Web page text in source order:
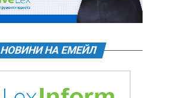
НОВИНИ НА ЕМЕЙЛ